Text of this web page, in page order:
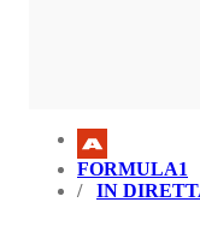
FORMULA1
IN